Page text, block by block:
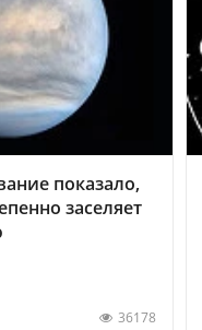
показало,
заселяет
36178